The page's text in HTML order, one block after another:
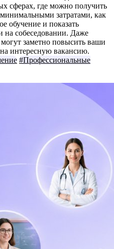
сферах, где можно получить
затратами, как
обучение и показать
собеседовании. Даже
заметно повысить ваши
интересную вакансию.
#Профессиональные